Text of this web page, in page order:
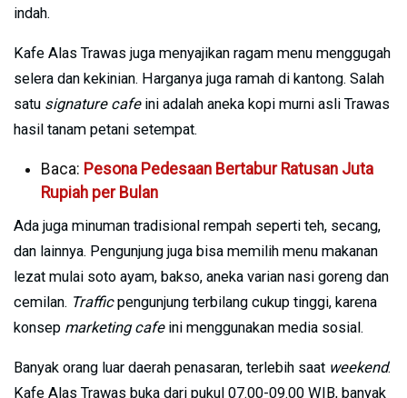
indah.
Kafe Alas Trawas juga menyajikan ragam menu menggugah
selera dan kekinian. Harganya juga ramah di kantong. Salah
satu signature cafeini adalah aneka kopi murni asli Trawas
hasil tanam petani setempat.
Baca: Pesona Pedesaan Bertabur Ratusan Juta
Rupiah per Bulan
Ada juga minuman tradisional rempah seperti teh, secang,
dan lainnya. Pengunjung juga bisa memilih menu makanan
lezat mulai soto ayam, bakso, aneka varian nasi goreng dan
cemilan. Trafficpengunjung terbilang cukup tinggi, karena
konsep marketing cafeini menggunakan media sosial.
Banyak orang luar daerah penasaran, terlebih saat weekend.
Kafe Alas Trawas buka dari pukul 07.00-09.00 WIB, banyak